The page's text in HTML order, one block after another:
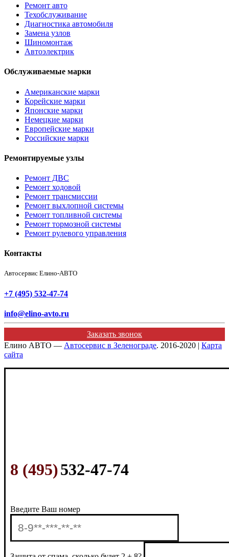
Ремонт авто
Техобслуживание
Диагностика автомобиля
Замена узлов
Шиномонтаж
Автоэлектрик
Обслуживаемые марки
Американские марки
Корейские марки
Японские марки
Немецкие марки
Европейские марки
Российские марки
Ремонтируемые узлы
Ремонт ДВС
Ремонт ходовой
Ремонт трансмиссии
Ремонт выхлопной системы
Ремонт топливной системы
Ремонт тормозной системы
Ремонт рулевого управления
Контакты
Автосервис Елино-АВТО
+7 (495) 532-47-74
info@elino-avto.ru
Заказать звонок
Елино АВТО — Автосервис в Зеленограде. 2016-2020 | Карта
сайта
8 (495)532-47-74
Введите Ваш номер